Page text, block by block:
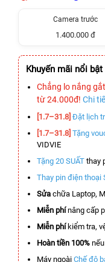
Camera trước
1.400.000 đ
Khuyến mãi nổi bật
Chẳng lo nắng
từ 24.000đ! Chi
[1.7–31.8] Đặt lịch
[1.7–31.8] Tặng
VIDVIE
Tặng 20 SUẤT thay
Thay pin điện thoại
Sửa chữa Laptop,
Miễn phínâng cấp
Miễn phíkiểm tra,
Hoàn tiền 100%
Máy ngoài Chế độ